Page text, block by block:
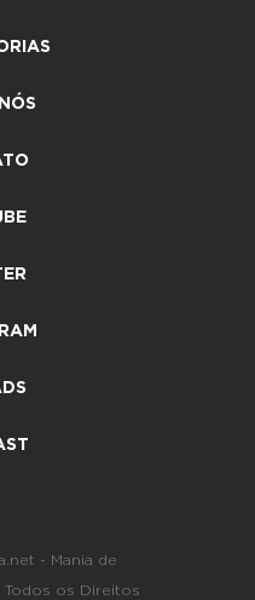
- Mania de
Todos os Direitos